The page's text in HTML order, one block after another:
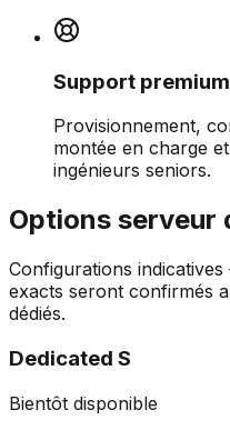
Support premium
Provisionnement,
montée en charge
ingénieurs seniors.
Options serveur
Configurations
exacts seront confirmés
dédiés.
Dedicated S
Bientôt disponible